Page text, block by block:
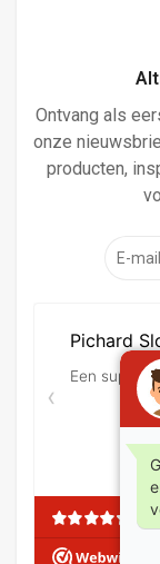
Ontvang als
onze
producten,